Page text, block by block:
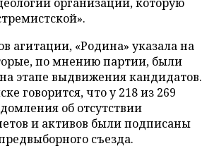
агитации, «Родина» указала на
по мнению партии, были
этапе выдвижения кандидатов.
говорится, что у 218 из 269
об отсутствии
и активов были подписаны
съезда.